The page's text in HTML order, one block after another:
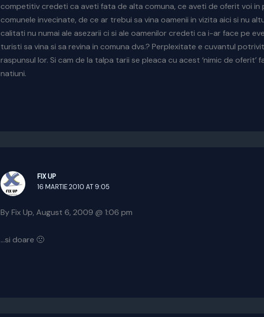
competitiv credeti ca aveti fata de alta comuna, ce aveti de oferit voi in
comunele invecinate, de ce ar trebui sa vina oamenii in vizita aici si nu
calitati nu numai ale asezarii ci si ale oamenilor credeti ca i-ar face pe
turisti sa vina si sa revina in comuna dvs.? Perplexitate e cuvantul
raspunsul lor. Si cam de la talpa tarii se pleaca cu acest ‘nimic de oferit’
natiuni.
FIX UP
16 MARTIE 2010 AT 9:05
By Fix Up, August 6, 2009 @ 1:06 pm
…si doare 🙁